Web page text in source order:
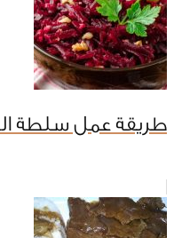
طريقة عمل سلطة